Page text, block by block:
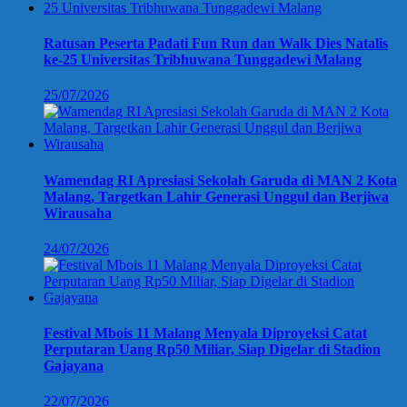
Ratusan Peserta Padati Fun Run dan Walk Dies Natalis
ke-25 Universitas Tribhuwana Tunggadewi Malang
25/07/2026
Wamendag RI Apresiasi Sekolah Garuda di MAN 2 Kota
Malang, Targetkan Lahir Generasi Unggul dan Berjiwa
Wirausaha
24/07/2026
Festival Mbois 11 Malang Menyala Diproyeksi Catat
Perputaran Uang Rp50 Miliar, Siap Digelar di Stadion
Gajayana
22/07/2026